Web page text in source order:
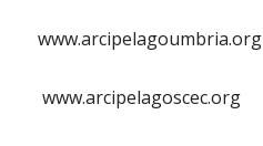
www.arcipelagoumbria.org
www.arcipelagoscec.org